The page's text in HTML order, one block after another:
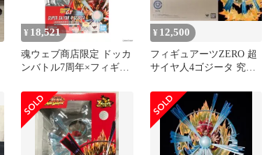
¥ 18,521
魂ウェブ商店限定 ドッカ
ンバトル7周年×フィギュ
ボ 超サイヤ人4ゴジータ -
究極パワーのサイヤ人戦
士- ドラゴンボールGT 完
成品 フィギュア バンダ
イスピリッツ
¥ 12,500
フィギュアーツZERO 超
サイヤ人4ゴジータ 究極